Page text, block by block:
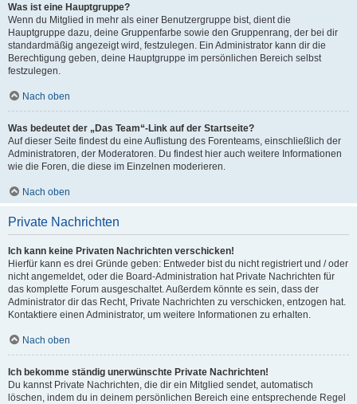
Was ist eine Hauptgruppe?
Wenn du Mitglied in mehr als einer Benutzergruppe bist, dient die
Hauptgruppe dazu, deine Gruppenfarbe sowie den Gruppenrang, der bei dir
standardmäßig angezeigt wird, festzulegen. Ein Administrator kann dir die
Berechtigung geben, deine Hauptgruppe im persönlichen Bereich selbst
festzulegen.
Nach oben
Was bedeutet der „Das Team“-Link auf der Startseite?
Auf dieser Seite findest du eine Auflistung des Forenteams, einschließlich der
Administratoren, der Moderatoren. Du findest hier auch weitere Informationen
wie die Foren, die diese im Einzelnen moderieren.
Nach oben
Private Nachrichten
Ich kann keine Privaten Nachrichten verschicken!
Hierfür kann es drei Gründe geben: Entweder bist du nicht registriert und / oder
nicht angemeldet, oder die Board-Administration hat Private Nachrichten für
das komplette Forum ausgeschaltet. Außerdem könnte es sein, dass der
Administrator dir das Recht, Private Nachrichten zu verschicken, entzogen hat.
Kontaktiere einen Administrator, um weitere Informationen zu erhalten.
Nach oben
Ich bekomme ständig unerwünschte Private Nachrichten!
Du kannst Private Nachrichten, die dir ein Mitglied sendet, automatisch
löschen, indem du in deinem persönlichen Bereich eine entsprechende Regel